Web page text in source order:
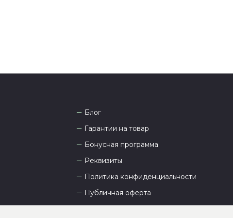
Блог
Гарантии на товар
Бонусная программа
Реквизиты
Политика конфиденциальности
Публичная оферта